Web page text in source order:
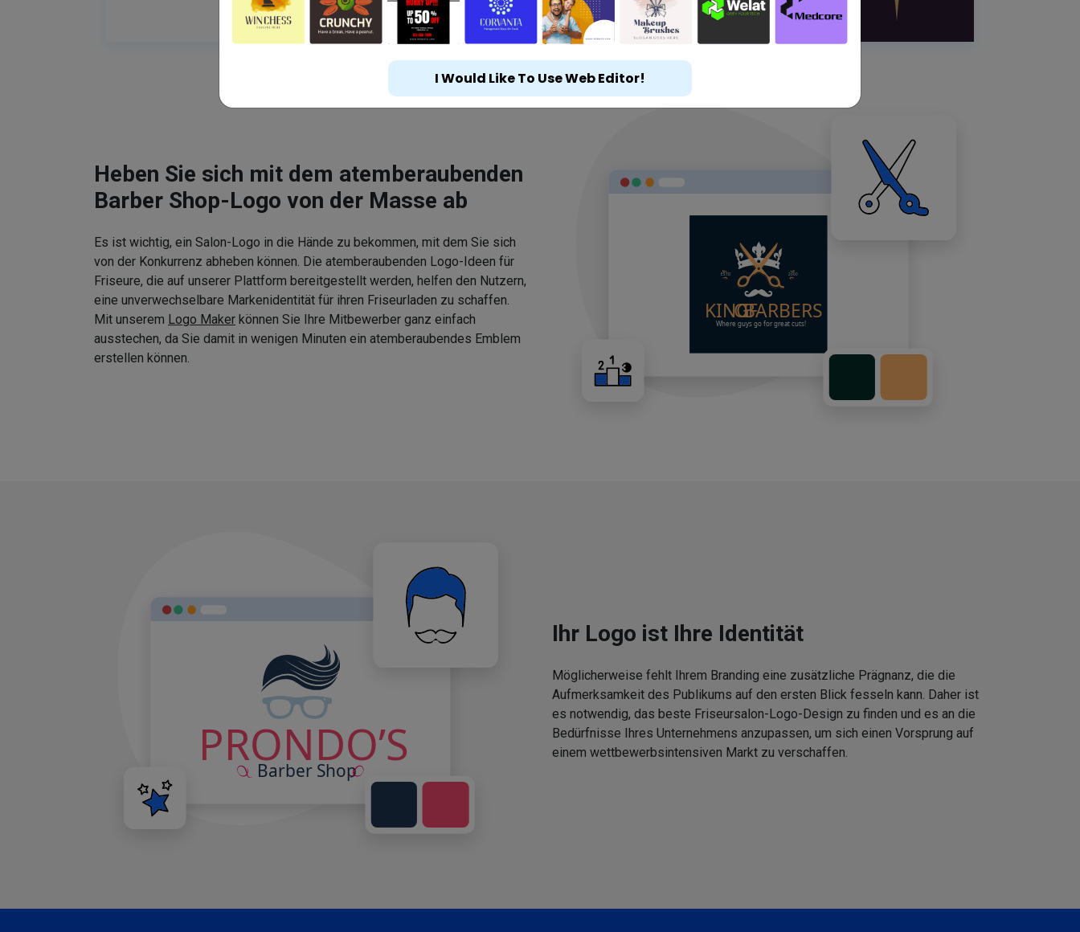
Heben Sie sich mit dem atemberaubenden
Barber Shop-Logo von der Masse ab
Es ist wichtig, ein Salon-Logo in die Hände zu bekommen, mit dem Sie sich
von der Konkurrenz abheben können. Die atemberaubenden Logo-Ideen für
Friseure, die auf unserer Plattform bereitgestellt werden, helfen den Nutzern,
eine unverwechselbare Markenidentität für ihren Friseurladen zu schaffen.
Mit unserem Logo Maker können Sie Ihre Mitbewerber ganz einfach
ausstechen, da Sie damit in wenigen Minuten ein atemberaubendes Emblem
erstellen können.
Ihr Logo ist Ihre Identität
Möglicherweise fehlt Ihrem Branding eine zusätzliche Prägnanz, die die
Aufmerksamkeit des Publikums auf den ersten Blick fesseln kann. Daher ist
es notwendig, das beste Friseursalon-Logo-Design zu finden und es an die
Bedürfnisse Ihres Unternehmens anzupassen, um sich einen Vorsprung auf
einem wettbewerbsintensiven Markt zu verschaffen.
I Would Like To Use Web Editor!